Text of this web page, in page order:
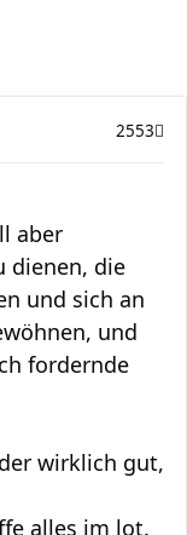
2553
aber
dienen, die
und sich an
und
fordernde
wirklich gut,
alles im lot.